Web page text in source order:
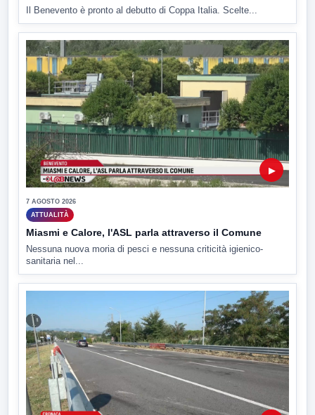
Il Benevento è pronto al debutto di Coppa Italia. Scelte...
▶
7 AGOSTO 2026
ATTUALITÀ
Miasmi e Calore, l'ASL parla attraverso il Comune
Nessuna nuova moria di pesci e nessuna criticità igienico-
sanitaria nel...